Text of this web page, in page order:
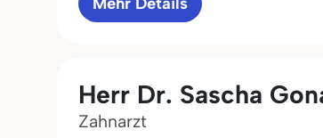
Herr Dr. Sascha
Zahnarzt